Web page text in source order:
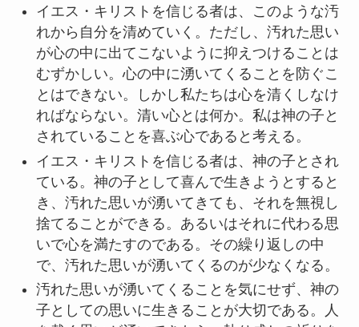
イエス・キリストを信じる者は、このような汚
れから自分を清めていく。ただし、汚れた思い
が心の中に出てこないように抑えつけることは
むずかしい。心の中に湧いてくることを防ぐこ
とはできない。しかし私たちは心を清くしなけ
ればならない。清い心とは何か。私は神の子と
されていることを喜ぶ心であると考える。
イエス・キリストを信じる者は、神の子とされ
ている。神の子として喜んで生きようとすると
き、汚れた思いが湧いてきても、それを無視し
捨てることができる。あるいはそれに代わる思
いで心を満たすのである。その繰り返しの中
で、汚れた思いが湧いてくるのが少なくなる。
汚れた思いが湧いてくることを気にせず、神の
子としての思いに生きることが大切である。人